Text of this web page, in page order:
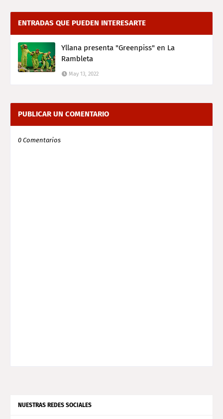
ENTRADAS QUE PUEDEN INTERESARTE
Yllana presenta "Greenpiss" en La
Rambleta
May 13, 2022
PUBLICAR UN COMENTARIO
0 Comentarios
NUESTRAS REDES SOCIALES